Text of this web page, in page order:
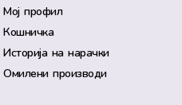
Мој профил
Кошничка
Историја на нарачки
Омилени производи